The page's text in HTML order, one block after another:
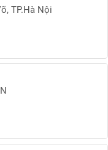
TP.Hà Nội